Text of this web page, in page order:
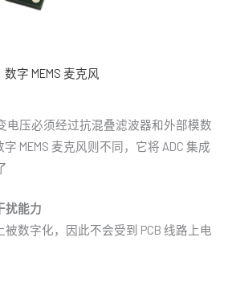
数字 MEMS 麦克风
电压必须经过抗混叠滤波器和外部模数
MEMS 麦克风则不同，它将 ADC 集成
扰能力
数字化，因此不会受到 PCB 线路上电